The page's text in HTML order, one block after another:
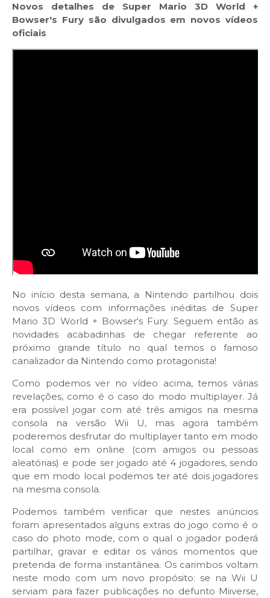
Novos detalhes de Super Mario 3D World +
Bowser's Fury são divulgados em novos vídeos
oficiais
No início desta semana, a Nintendo partilhou dois
novos vídeos com informações inéditas de Super
Mario 3D World + Bowser's Fury. Seguem então as
novidades acabadinhas de chegar referente ao
próximo grande título no qual temos o famoso
canalizador da Nintendo como protagonista!
Como podemos ver no vídeo acima, temos várias
revelações, como é o caso do modo multiplayer. Já
era possível jogar com até três amigos na mesma
consola na versão Wii U, mas agora também
poderemos desfrutar do multiplayer tanto em modo
local como em online (com amigos ou pessoas
aleatórias) e pode ser jogado até 4 jogadores, sendo
que em modo local podemos ter até dois jogadores
na mesma consola.
Podemos também verificar que nestes anúncios
foram apresentados alguns extras do jogo como é o
caso do photo mode, com o qual o jogador poderá
partilhar, gravar e editar os vários momentos que
pretenda de forma instantânea. Os carimbos voltam
neste modo com um novo propósito: se na Wii U
serviam para fazer publicações no defunto Miiverse,